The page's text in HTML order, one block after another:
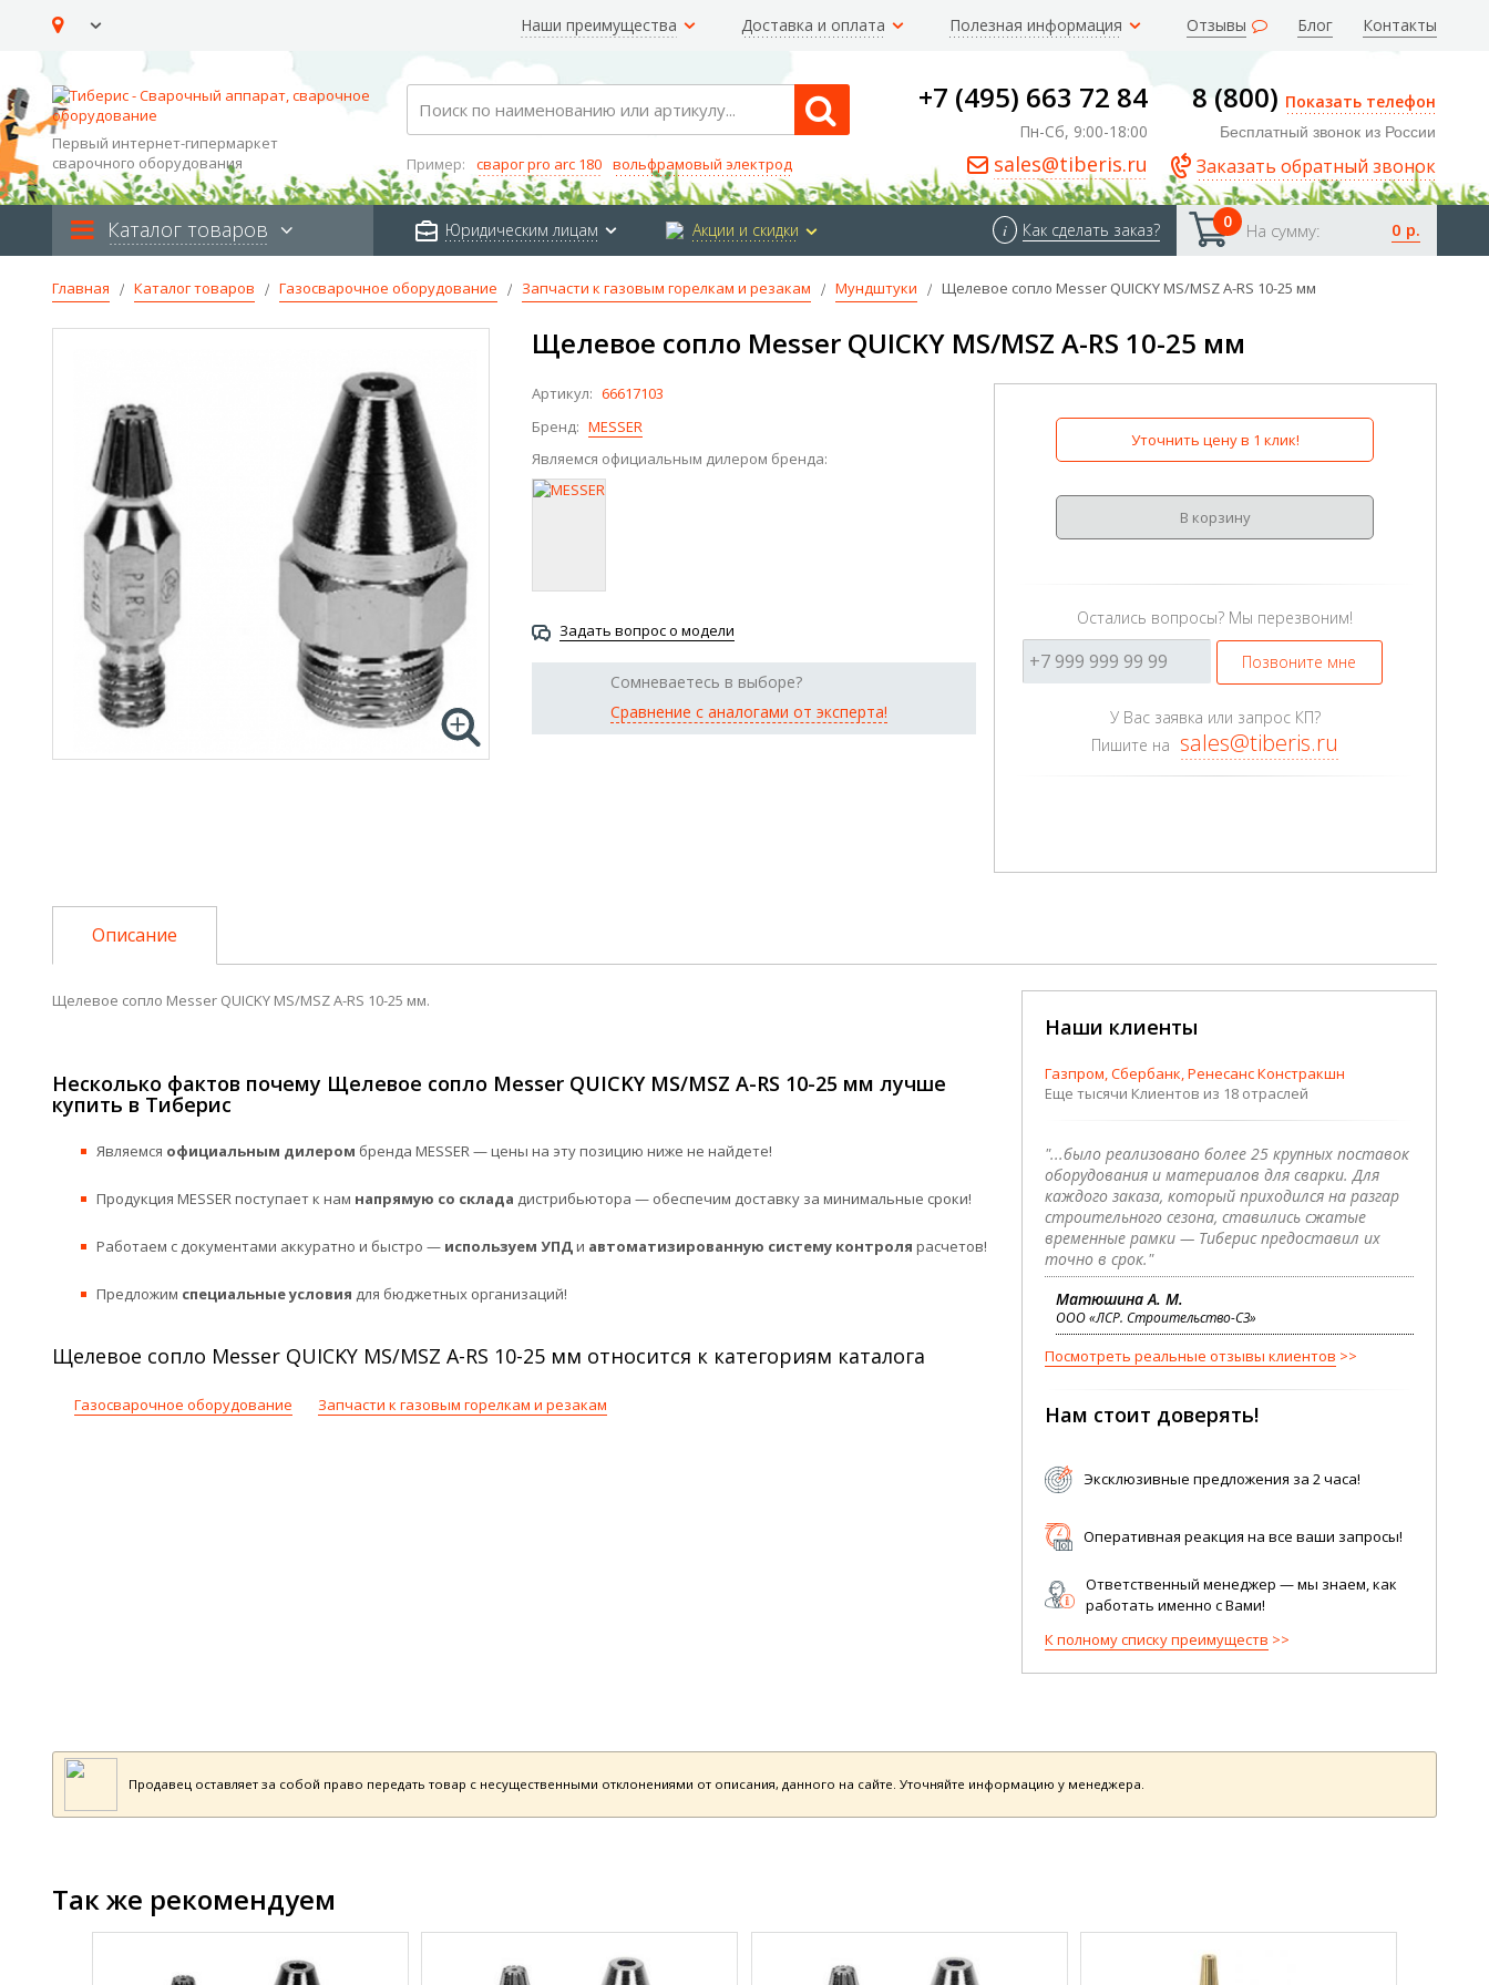
Наши преимущества Доставка и оплата Полезная информация Отзывы Блог Контакты
Первый интернет-гипермаркет
сварочного оборудования
Search
Пример: сварог pro arc 180 вольфрамовый электрод
+7 (495) 663 72 84
Пн-Сб, 9:00-18:00
sales@tiberis.ru
8 (800) Показать телефон
Бесплатный звонок из России
Заказать обратный звонок
Каталог товаров Юридическим лицам Акции и скидки 0 На сумму: 0 р.
i Как сделать заказ?
Главная Каталог товаров Газосварочное оборудование Запчасти к газовым горелкам и резакам Мундштуки Щелевое сопло Messer QUICKY MS/MSZ A-RS 10-25 мм
Щелевое сопло Messer QUICKY MS/MSZ A-RS 10-25 мм
Артикул: 66617103
Бренд: MESSER
Являемся официальным дилером бренда:
Задать вопрос о модели
Сомневаетесь в выборе?
Сравнение с аналогами от эксперта!
Уточнить цену в 1 клик!
В корзину
Остались вопросы? Мы перезвоним!
Позвоните мне
У Вас заявка или запрос КП?
Пишите на sales@tiberis.ru
Описание
Щелевое сопло Messer QUICKY MS/MSZ A-RS 10-25 мм.
Наши клиенты
Газпром, Сбербанк, Ренесанс Констракшн
Еще тысячи Клиентов из 18 отраслей
"...было реализовано более 25 крупных поставок
оборудования и материалов для сварки. Для
каждого заказа, который приходился на разгар
строительного сезона, ставились сжатые
временные рамки — Тиберис предоставил их
точно в срок."
Матюшина А. М.
ООО «ЛСР. Строительство-СЗ»
Посмотреть реальные отзывы клиентов
Нам стоит доверять!
Эксклюзивные предложения за 2 часа!
Оперативная реакция на все ваши запросы!
Ответственный менеджер — мы знаем, как
работать именно с Вами!
К полному списку преимуществ
Несколько фактов почему Щелевое сопло Messer QUICKY MS/MSZ A-RS 10-25 мм лучше
купить в Тиберис
Являемся официальным дилером бренда MESSER — цены на эту позицию ниже не найдете!
Продукция MESSER поступает к нам напрямую со склада дистрибьютора — обеспечим доставку за минимальные сроки!
Работаем с документами аккуратно и быстро — используем УПДи автоматизированную систему контроля расчетов!
Предложим специальные условия для бюджетных организаций!
Щелевое сопло Messer QUICKY MS/MSZ A-RS 10-25 мм относится к категориям каталога
Газосварочное оборудование Запчасти к газовым горелкам и резакам
Продавец оставляет за собой право передать товар с несущественными отклонениями от описания, данного на сайте. Уточняйте информацию у менеджера.
Так же рекомендуем